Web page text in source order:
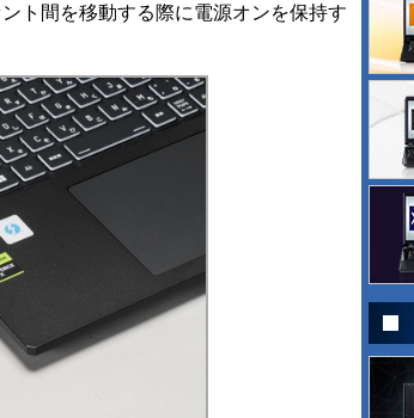
ト間を移動する際に電源オンを保持す